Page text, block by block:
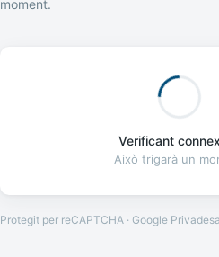
moment.
Verificant
Això trigarà un
Protegit per reCAPTCHA · Google Privadesa